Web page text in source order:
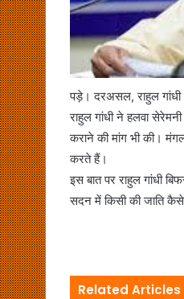
पड़े। दरअसल, राहुल गांधी
राहुल गांधी ने हलवा
कराने की मांग भी की।
करते हैं।
इस बात पर राहुल गांधी
सदन में किसी की जाति
Related Articles